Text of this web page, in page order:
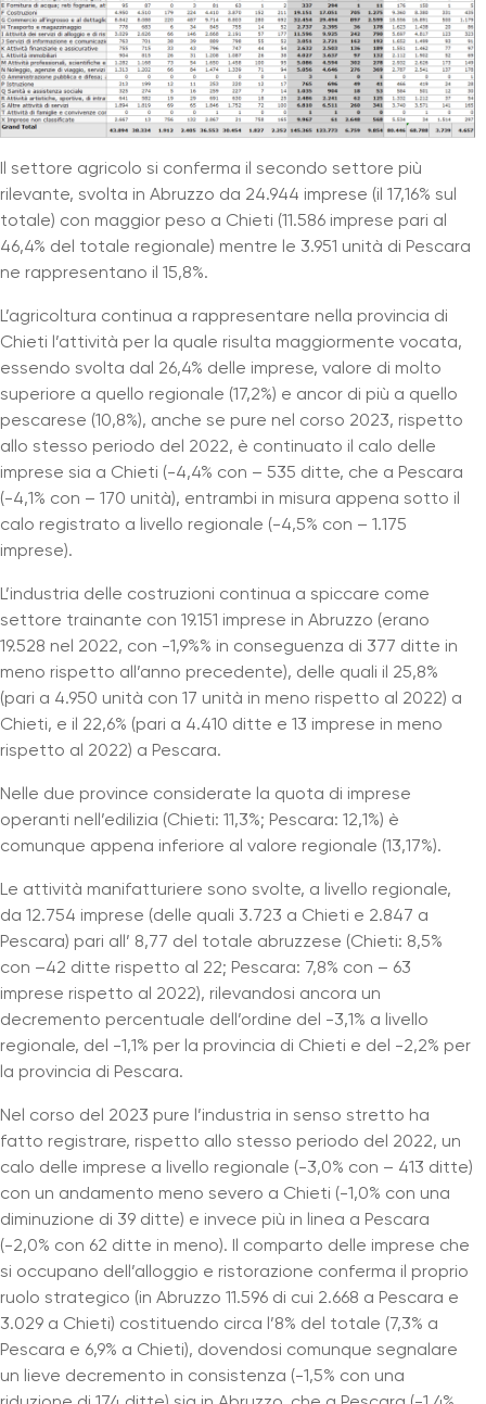
Il settore agricolo si conferma il secondo settore più
rilevante, svolta in Abruzzo da 24.944 imprese (il 17,16% sul
totale) con maggior peso a Chieti (11.586 imprese pari al
46,4% del totale regionale) mentre le 3.951 unità di Pescara
ne rappresentano il 15,8%.
L’agricoltura continua a rappresentare nella provincia di
Chieti l’attività per la quale risulta maggiormente vocata,
essendo svolta dal 26,4% delle imprese, valore di molto
superiore a quello regionale (17,2%) e ancor di più a quello
pescarese (10,8%), anche se pure nel corso 2023, rispetto
allo stesso periodo del 2022, è continuato il calo delle
imprese sia a Chieti (-4,4% con – 535 ditte, che a Pescara
(-4,1% con – 170 unità), entrambi in misura appena sotto il
calo registrato a livello regionale (-4,5% con – 1.175
imprese).
L’industria delle costruzioni continua a spiccare come
settore trainante con 19.151 imprese in Abruzzo (erano
19.528 nel 2022, con -1,9%% in conseguenza di 377 ditte in
meno rispetto all’anno precedente), delle quali il 25,8%
(pari a 4.950 unità con 17 unità in meno rispetto al 2022) a
Chieti, e il 22,6% (pari a 4.410 ditte e 13 imprese in meno
rispetto al 2022) a Pescara.
Nelle due province considerate la quota di imprese
operanti nell’edilizia (Chieti: 11,3%; Pescara: 12,1%) è
comunque appena inferiore al valore regionale (13,17%).
Le attività manifatturiere sono svolte, a livello regionale,
da 12.754 imprese (delle quali 3.723 a Chieti e 2.847 a
Pescara) pari all’ 8,77 del totale abruzzese (Chieti: 8,5%
con –42 ditte rispetto al 22; Pescara: 7,8% con – 63
imprese rispetto al 2022), rilevandosi ancora un
decremento percentuale dell’ordine del -3,1% a livello
regionale, del -1,1% per la provincia di Chieti e del -2,2% per
la provincia di Pescara.
Nel corso del 2023 pure l’industria in senso stretto ha
fatto registrare, rispetto allo stesso periodo del 2022, un
calo delle imprese a livello regionale (-3,0% con – 413 ditte)
con un andamento meno severo a Chieti (-1,0% con una
diminuzione di 39 ditte) e invece più in linea a Pescara
(-2,0% con 62 ditte in meno). Il comparto delle imprese che
si occupano dell’alloggio e ristorazione conferma il proprio
ruolo strategico (in Abruzzo 11.596 di cui 2.668 a Pescara e
3.029 a Chieti) costituendo circa l’8% del totale (7,3% a
Pescara e 6,9% a Chieti), dovendosi comunque segnalare
un lieve decremento in consistenza (-1,5% con una